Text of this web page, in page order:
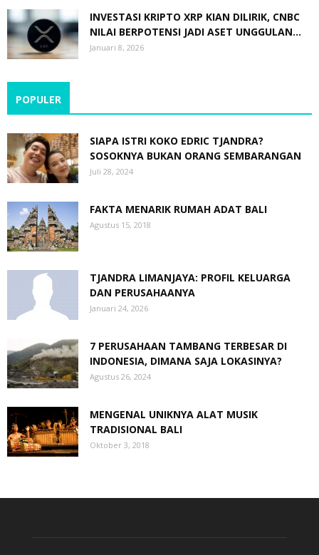
INVESTASI KRIPTO XRP KIAN DILIRIK, CNBC
NILAI BERPOTENSI JADI ASET UNGGULAN...
Januari 8, 2026
POPULER
SIAPA ISTRI KOKO EDRIC TJANDRA?
SOSOKNYA BUKAN ORANG SEMBARANGAN
Juli 28, 2024
FAKTA MENARIK RUMAH ADAT BALI
Agustus 15, 2018
TJANDRA LIMANJAYA: PROFIL KELUARGA
DAN PERUSAHAANYA
Januari 24, 2026
7 PERUSAHAAN TAMBANG TERBESAR DI
INDONESIA, DIMANA SAJA LOKASINYA?
Agustus 26, 2024
MENGENAL UNIKNYA ALAT MUSIK
TRADISIONAL BALI
Oktober 3, 2018